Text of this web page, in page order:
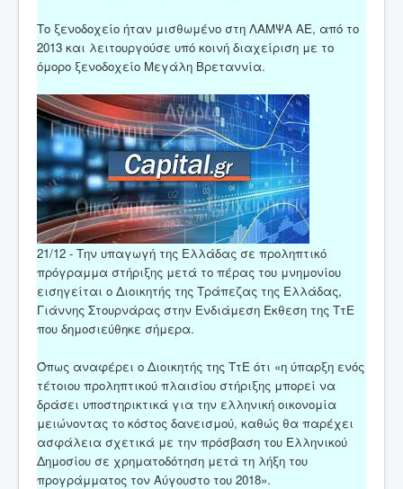
Το ξενοδοχείο ήταν μισθωμένο στη ΛΑΜΨΑ ΑΕ, από το
2013 και λειτουργούσε υπό κοινή διαχείριση με το
όμορο ξενοδοχείο Μεγάλη Βρεταννία.
21/12 - Την υπαγωγή της Ελλάδας σε προληπτικό
πρόγραμμα στήριξης μετά το πέρας του μνημονίου
εισηγείται ο Διοικητής της Τράπεζας της Ελλάδας,
Γιάννης Στουρνάρας στην Ενδιάμεση Εκθεση της ΤτΕ
που δημοσιεύθηκε σήμερα.
Όπως αναφέρει ο Διοικητής της ΤτΕ ότι «η ύπαρξη ενός
τέτοιου προληπτικού πλαισίου στήριξης μπορεί να
δράσει υποστηρικτικά για την ελληνική οικονομία
μειώνοντας το κόστος δανεισμού, καθώς θα παρέχει
ασφάλεια σχετικά με την πρόσβαση του Ελληνικού
Δημοσίου σε χρηματοδότηση μετά τη λήξη του
προγράμματος τον Αύγουστο του 2018».